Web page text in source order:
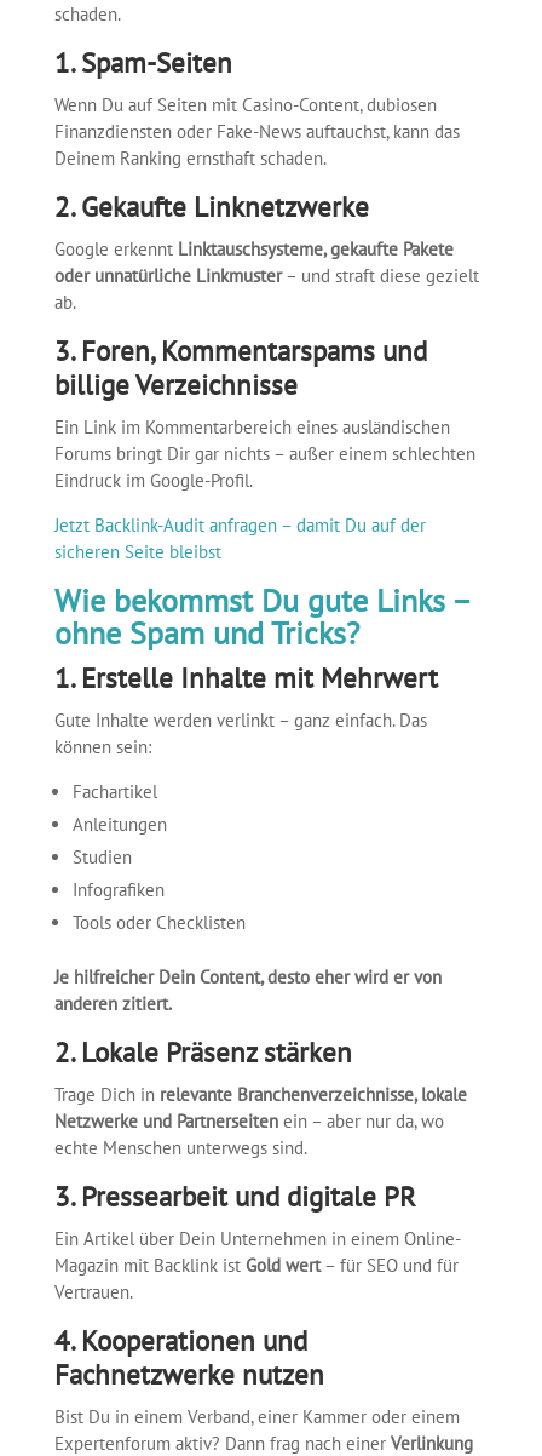
schaden.
1. Spam-Seiten
Wenn Du auf Seiten mit Casino-Content, dubiosen
Finanzdiensten oder Fake-News auftauchst, kann das
Deinem Ranking ernsthaft schaden.
2. Gekaufte Linknetzwerke
Google erkennt Linktauschsysteme, gekaufte Pakete
oder unnatürliche Linkmuster– und straft diese gezielt
ab.
3. Foren, Kommentarspams und
billige Verzeichnisse
Ein Link im Kommentarbereich eines ausländischen
Forums bringt Dir gar nichts – außer einem schlechten
Eindruck im Google-Profil.
Jetzt Backlink-Audit anfragen – damit Du auf der
sicheren Seite bleibst
Wie bekommst Du gute Links –
ohne Spam und Tricks?
1. Erstelle Inhalte mit Mehrwert
Gute Inhalte werden verlinkt – ganz einfach. Das
können sein:
Fachartikel
Anleitungen
Studien
Infografiken
Tools oder Checklisten
Je hilfreicher Dein Content, desto eher wird er von
anderen zitiert.
2. Lokale Präsenz stärken
Trage Dich in relevante Branchenverzeichnisse, lokale
Netzwerke und Partnerseitenein – aber nur da, wo
echte Menschen unterwegs sind.
3. Pressearbeit und digitale PR
Ein Artikel über Dein Unternehmen in einem Online-
Magazin mit Backlink ist Gold wert– für SEO und für
Vertrauen.
4. Kooperationen und
Fachnetzwerke nutzen
Bist Du in einem Verband, einer Kammer oder einem
Expertenforum aktiv? Dann frag nach einer Verlinkung